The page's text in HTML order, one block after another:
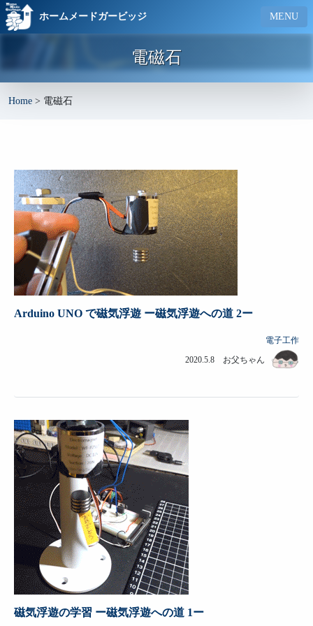
ホームメードガービッジ MENU
電磁石
Home > 電磁石
Arduino UNO で磁気浮遊 ー磁気浮遊への道 2ー
電子工作
2020.5.8 お父ちゃん
磁気浮遊の学習 ー磁気浮遊への道 1ー